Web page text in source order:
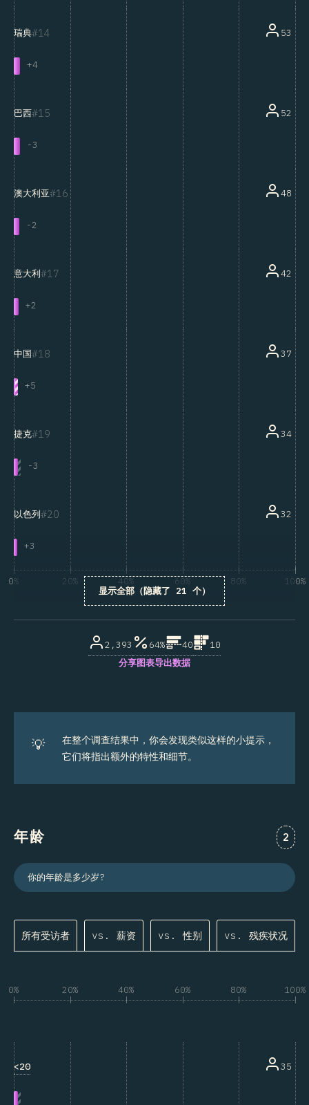
14
瑞典
+4
53
15
巴西
-3
52
16
澳大利亚
-2
48
17
意大利
+2
42
18
中国
+5
37
19
捷克
-3
34
20
以色列
+3
32
显示全部（隐藏了 21 个）
0% 20% 40% 60% 80% 100%
2,393 64% 40
10
分享图表导出数据
💡
在整个调查结果中，你会发现类似这样的小提示，
它们将指出额外的特性和细节。
年龄 对“
2
你的年龄是多少岁?
所有受访者 vs. 薪资 vs. 性别 vs. 残疾状况
0% 20% 40% 60% 80% 100%
<20 35